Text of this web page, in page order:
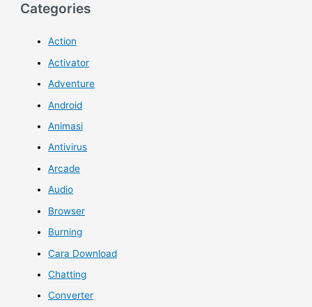
Categories
Action
Activator
Adventure
Android
Animasi
Antivirus
Arcade
Audio
Browser
Burning
Cara Download
Chatting
Converter